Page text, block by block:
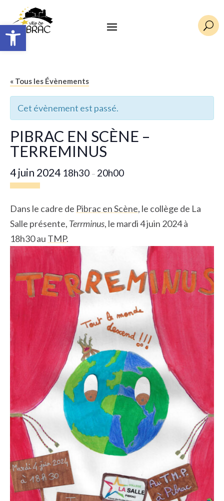
Ouvrir la barre d’outils U
« Tous les Évènements
Cet évènement est passé.
PIBRAC EN SCÈNE –
TERREMINUS
4 juin 2024 18h30 – 20h00
Dans le cadre de Pibrac en Scène, le collège de La
Salle présente, Terrminus, le mardi 4 juin 2024 à
18h30 au TMP.